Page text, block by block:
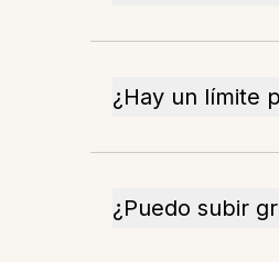
¿Hay un límite
¿Puedo subir